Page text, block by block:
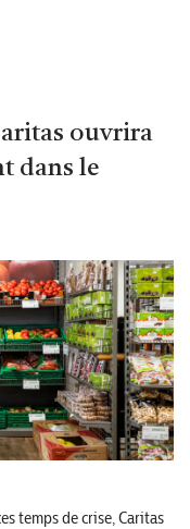
ouvrira
dans le
temps de crise, Caritas